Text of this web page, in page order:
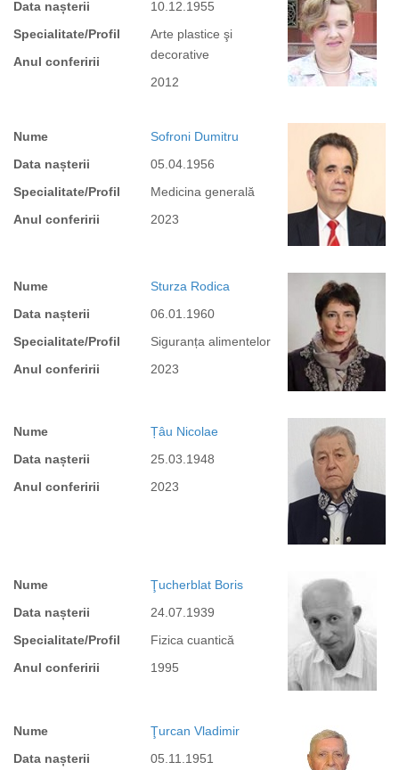
Data nașterii
Specialitate/Profil
Anul conferirii
10.12.1955
Arte plastice şi
decorative
2012
Nume
Data nașterii
Specialitate/Profil
Anul conferirii
Sofroni Dumitru
05.04.1956
Medicina generală
2023
Nume
Data nașterii
Specialitate/Profil
Anul conferirii
Sturza Rodica
06.01.1960
Siguranța alimentelor
2023
Nume
Data nașterii
Anul conferirii
Țâu Nicolae
25.03.1948
2023
Nume
Data nașterii
Specialitate/Profil
Anul conferirii
Ţucherblat Boris
24.07.1939
Fizica cuantică
1995
Nume
Data nașterii
Ţurcan Vladimir
05.11.1951